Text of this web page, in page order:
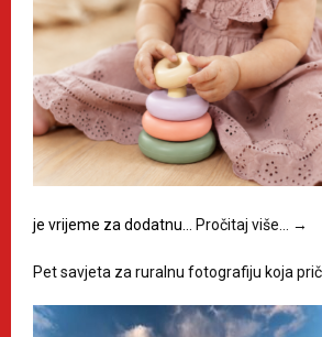
je vrijeme za dodatnu…
Pročitaj više… →
Pet savjeta za ruralnu fotografiju koja